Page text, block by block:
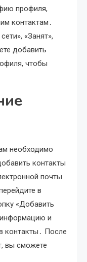
профиля,
контактам․
«Занят»,
добавить
чтобы
необходимо
контакты
почты
в
«Добавить
и
контакты․ После
вы сможете